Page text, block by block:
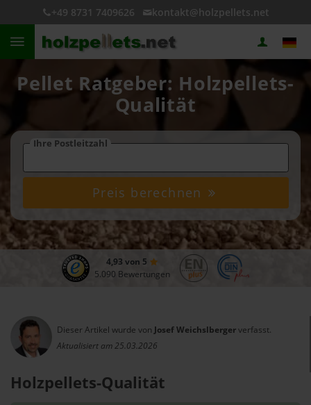
+49 8731 7409626 kontakt@holzpellets.net
Pellet Ratgeber: Holzpellets-
Qualität
Ihre Postleitzahl
Preis berechnen
4,93 von 5
5.090 Bewertungen
Dieser Artikel wurde von Josef Weichslbergerverfasst.
Aktualisiert am 25.03.2026
Holzpellets-Qualität